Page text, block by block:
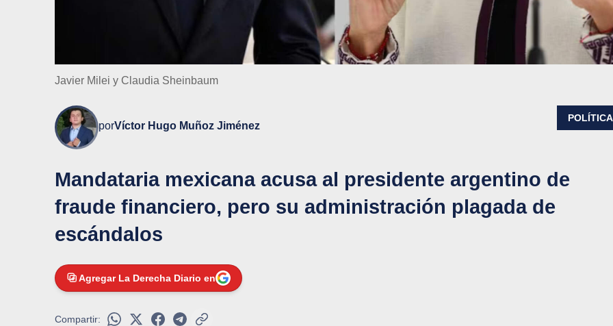
Javier Milei y Claudia Sheinbaum
porVíctor Hugo Muñoz Jiménez
POLÍTICA
Mandataria mexicana acusa al presidente argentino de
fraude financiero, pero su administración plagada de
escándalos
Agregar La Derecha Diario en
Compartir: